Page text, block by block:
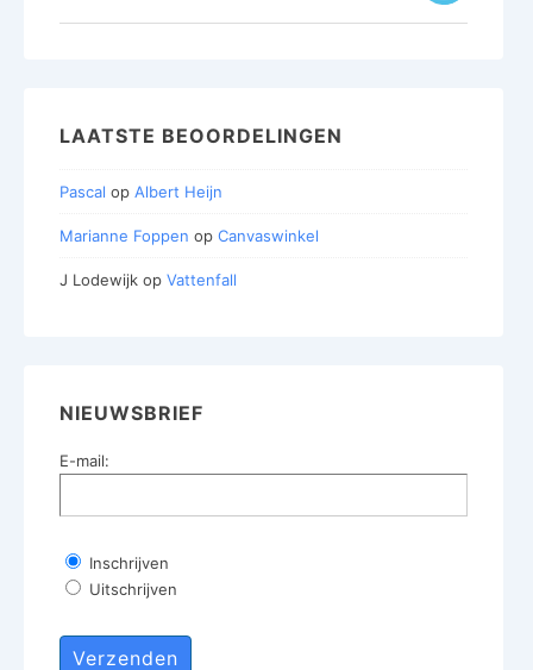
LAATSTE BEOORDELINGEN
Pascal op Albert Heijn
Marianne Foppen op Canvaswinkel
J Lodewijk op Vattenfall
NIEUWSBRIEF
E-mail:
Inschrijven
Uitschrijven